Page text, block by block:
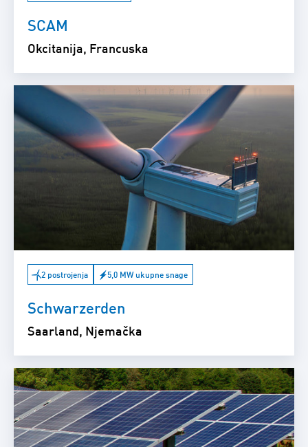
SCAM
Okcitanija, Francuska
2 postrojenja 5,0 MW ukupne snage
Schwarzerden
Saarland, Njemačka